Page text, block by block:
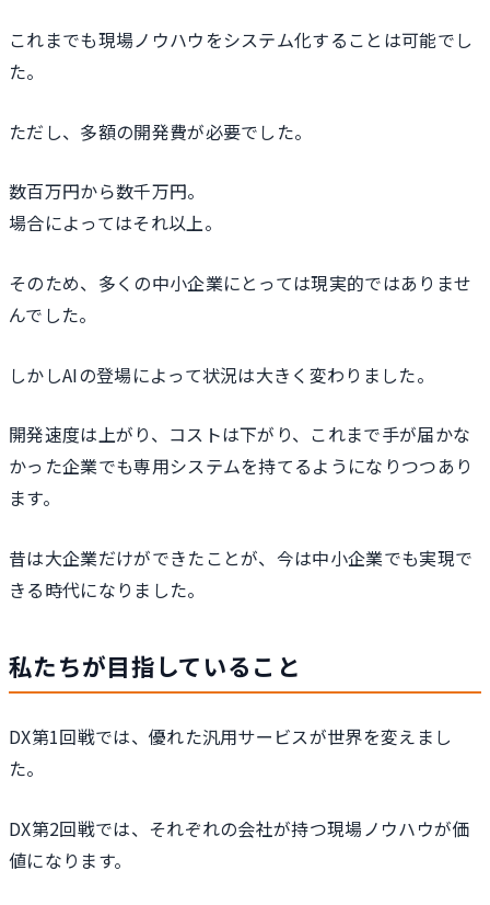
これまでも現場ノウハウをシステム化することは可能でし
た。
ただし、多額の開発費が必要でした。
数百万円から数千万円。
場合によってはそれ以上。
そのため、多くの中小企業にとっては現実的ではありませ
んでした。
しかしAIの登場によって状況は大きく変わりました。
開発速度は上がり、コストは下がり、これまで手が届かな
かった企業でも専用システムを持てるようになりつつあり
ます。
昔は大企業だけができたことが、今は中小企業でも実現で
きる時代になりました。
私たちが目指していること
DX第1回戦では、優れた汎用サービスが世界を変えまし
た。
DX第2回戦では、それぞれの会社が持つ現場ノウハウが価
値になります。